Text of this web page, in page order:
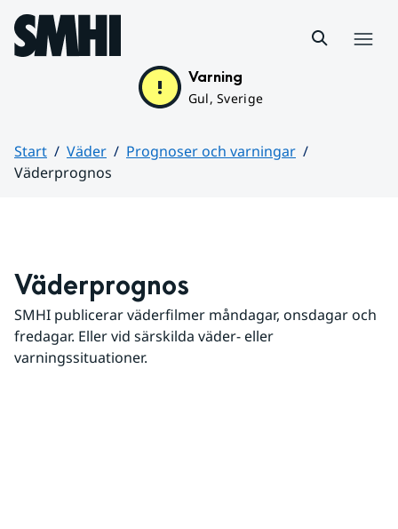
Hoppa till sidans innehåll
Varning
Gul, Sverige
Start Väder
Prognoser och varningar
Väderprognos
Väderprognos
SMHI publicerar väderfilmer måndagar, onsdagar och
fredagar. Eller vid särskilda väder- eller
varningssituationer.